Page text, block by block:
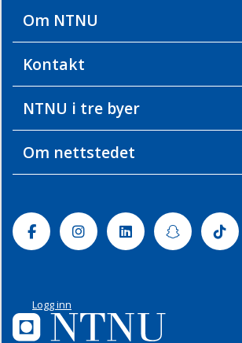
Om NTNU
Kontakt
NTNU i tre byer
Om nettstedet
FacebookInstagramLinkedinSnapchat
Logg inn